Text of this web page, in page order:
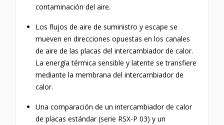
contaminación del aire.
Los flujos de aire de suministro y escape se
mueven en direcciones opuestas en los canales
de aire de las placas del intercambiador de calor.
La energía térmica sensible y latente se transfiere
mediante la membrana del intercambiador de
calor.
Una comparación de un intercambiador de calor
de placas estándar (serie RSX-P 03) y un